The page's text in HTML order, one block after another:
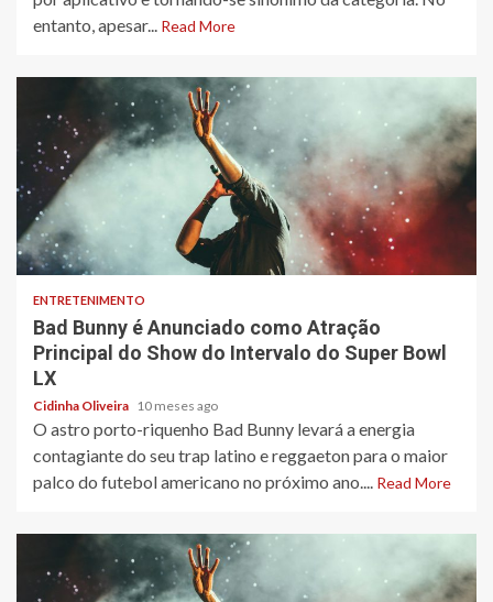
entanto, apesar... Read More
3 min read
ENTRETENIMENTO
Bad Bunny é Anunciado como Atração
Principal do Show do Intervalo do Super Bowl
LX
Cidinha Oliveira 10 meses ago
O astro porto-riquenho Bad Bunny levará a energia
contagiante do seu trap latino e reggaeton para o maior
palco do futebol americano no próximo ano.... Read More